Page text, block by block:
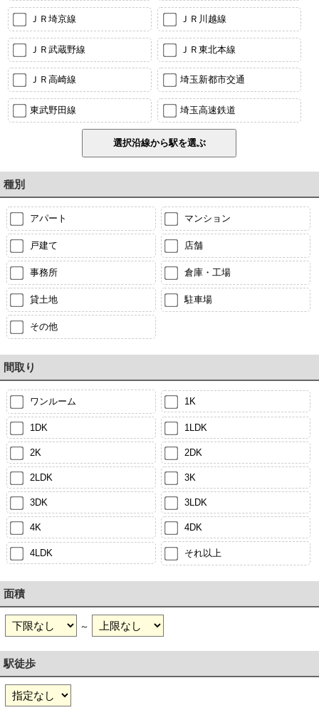
ＪＲ埼京線 ＪＲ川越線
ＪＲ武蔵野線 ＪＲ東北本線
ＪＲ高崎線 埼玉新都市交通
東武野田線 埼玉高速鉄道
種別
アパート マンション
戸建て 店舗
事務所 倉庫・工場
貸土地 駐車場
その他
間取り
ワンルーム 1K
1DK 1LDK
2K 2DK
2LDK 3K
3DK 3LDK
4K 4DK
4LDK それ以上
面積
～
駅徒歩